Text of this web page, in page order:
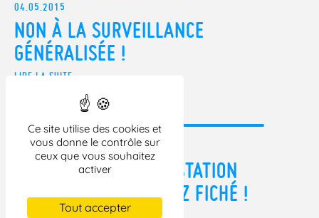
Ce site utilise des cookies et
vous donne le contrôle sur
ceux que vous souhaitez
activer
Tout accepter
04.05.2015
NON À LA SURVEILLANCE
GÉNÉRALISÉE !
LIRE LA SUITE
LIBERTÉS/DÉMOCRATIE>FICHIERS
29.04.2015
ALLEZ À UNE MANIFESTATION
SPORTIVE, VOUS SEREZ FICHÉ !